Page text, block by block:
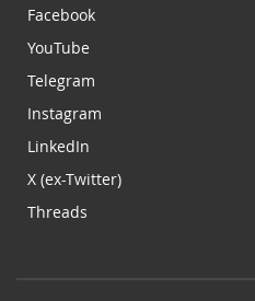
Facebook
YouTube
Telegram
Instagram
LinkedIn
X (ex-Twitter)
Threads